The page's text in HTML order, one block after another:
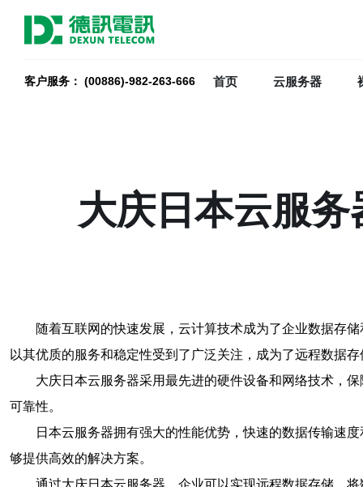
客户服务： (00886)-982-263-666 首页 云服务器
大庆日本云服
随着互联网的快速发展，云计算技术成为了企业数据存
以其优质的服务和稳定性受到了广泛关注，成为了远程数据
大庆日本云服务器采用最先进的硬件设备和网络技术，
可靠性。
日本云服务器拥有强大的性能优势，快速的数据传输速
够提供高效的解决方案。
通过大庆日本云服务器，企业可以实现远程数据存储，